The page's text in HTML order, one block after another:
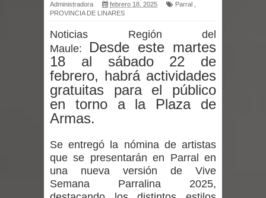
Banda linarense Los Remembers
regresa de Brasil tras impulsar un
intercambio musical y pedagógico
con comunidades escolares
Alta positividad en influenza hace que
vacunarse
Mario Meza endurece críticas contra
Administradora febrero 18, 2025 Parral
PROVINCIA DE LINARES
Noticias Región del
Maule: Desde este martes
18 al sábado 22 de
febrero, habrá actividades
gratuitas para el público
en torno a la Plaza de
Armas.
Se entregó la nómina de artistas
que se presentarán en Parral en
una nueva versión de Vive
Semana Parralina 2025,